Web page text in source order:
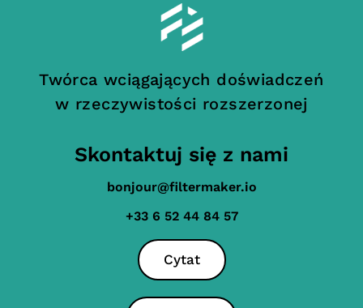
Twórca wciągających doświadczeń
w rzeczywistości rozszerzonej
Skontaktuj się z nami
bonjour@filtermaker.io
+33 6 52 44 84 57
Cytat